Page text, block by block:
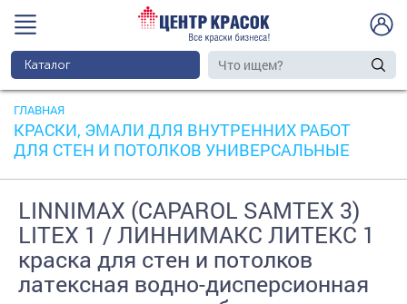
Каталог
ГЛАВНАЯ
КРАСКИ, ЭМАЛИ ДЛЯ ВНУТРЕННИХ РАБОТ
ДЛЯ СТЕН И ПОТОЛКОВ УНИВЕРСАЛЬНЫЕ
LINNIMAX (CAPAROL SAMTEX 3)
LITEX 1 / ЛИННИМАКС ЛИТЕКС 1
краска для стен и потолков
латексная водно-дисперсионная